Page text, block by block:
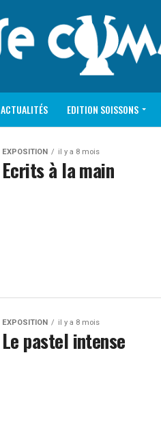
ACTUALITÉS EDITION SOISSONS
EXPOSITION il y a 8 mois
Ecrits à la main
EXPOSITION il y a 8 mois
Le pastel intense